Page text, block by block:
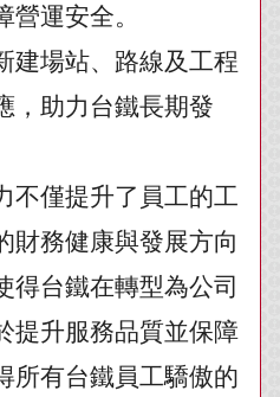
運安全。
建場站、路線及工程
，助力台鐵長期發
不僅提升了員工的工
財務健康與發展方向
得台鐵在轉型為公司
提升服務品質並保障
所有台鐵員工驕傲的